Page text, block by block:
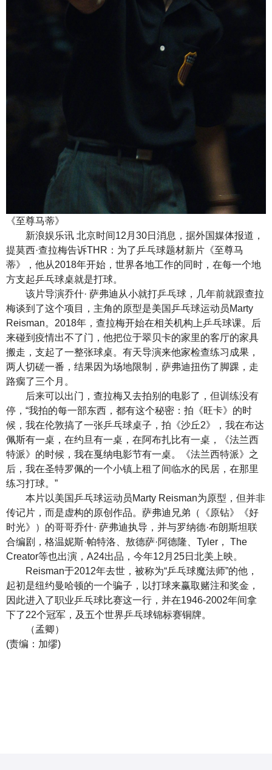
《至尊马蒂》
新浪娱乐讯 北京时间12月30日消息，据外国媒体报道，
提莫西·查拉梅告诉THR：为了乒乓球题材新片《至尊马
蒂》，他从2018年开始，世界各地工作的同时，在每一个地
方支起乒乓球桌就是打球。
该片导演乔什· 萨弗迪从小就打乒乓球，几年前就跟查拉
梅谈到了这个项目，主角的原型是美国乒乓球运动员Marty
Reisman。2018年，查拉梅开始在相关机构上乒乓球课。后
来碰到疫情出不了门，他把位于翠贝卡的家里的客厅的家具
搬走，支起了一整张球桌。有天导演来他家检查练习成果，
两人切磋一番，结果因为场地限制，萨弗迪扭伤了脚踝，走
路瘸了三个月。
后来可以出门，查拉梅又去拍别的电影了，但训练没有
停，“我拍的每一部东西，都有这个秘密：拍《旺卡》的时
候，我在伦敦搞了一张乒乓球桌子，拍《沙丘2》，我在布达
佩斯有一桌，在约旦有一桌，在阿布扎比有一桌，《法兰西
特派》的时候，我在戛纳电影节有一桌。《法兰西特派》之
后，我在圣特罗佩的一个小镇上租了间临水的民居，在那里
练习打球。”
本片以美国乒乓球运动员Marty Reisman为原型，但并非
传记片，而是虚构的原创作品。萨弗迪兄弟（《原钻》《好
时光》）的哥哥乔什· 萨弗迪执导，并与罗纳德·布朗斯坦联
合编剧，格温妮斯·帕特洛、敖德萨·阿德隆、Tyler， The
Creator等也出演，A24出品，今年12月25日北美上映。
Reisman于2012年去世，被称为“乒乓球魔法师”的他，
起初是纽约曼哈顿的一个骗子，以打球来赢取赌注和奖金，
因此进入了职业乒乓球比赛这一行，并在1946-2002年间拿
下了22个冠军，及五个世界乒乓球锦标赛铜牌。
（孟卿）
(责编：加缪)